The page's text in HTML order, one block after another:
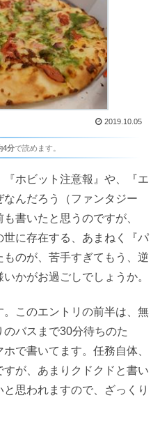
2019.10.05
4分で読めます。
『ホビット注意報』や、『エ
んだろう（ファンタジー
書いたと思うのですが、
世に存在する、あまねく『パ
のが、苦手すぎてもう、逆
かがお過ごしでしょうか。
このエントリの前半は、無
バスまで30分待ちのた
で書いてます。任務自体、
が、あまりクドクドと書い
思われますので、ざっくり